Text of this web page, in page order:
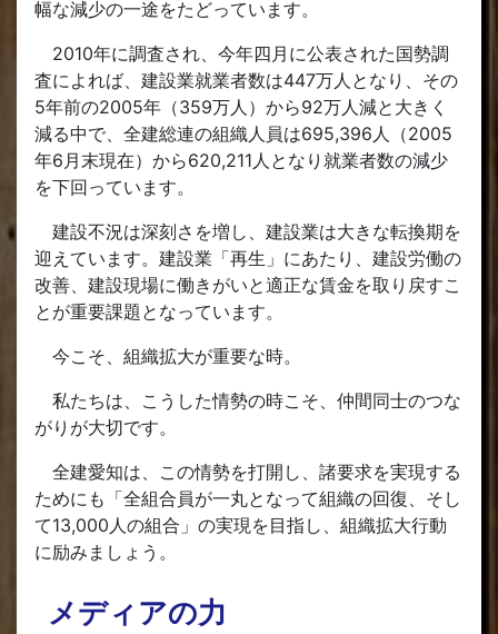
幅な減少の一途をたどっています。
2010年に調査され、今年四月に公表された国勢調
査によれば、建設業就業者数は447万人となり、その
5年前の2005年（359万人）から92万人減と大きく
減る中で、全建総連の組織人員は695,396人（2005
年6月末現在）から620,211人となり就業者数の減少
を下回っています。
建設不況は深刻さを増し、建設業は大きな転換期を
迎えています。建設業「再生」にあたり、建設労働の
改善、建設現場に働きがいと適正な賃金を取り戻すこ
とが重要課題となっています。
今こそ、組織拡大が重要な時。
私たちは、こうした情勢の時こそ、仲間同士のつな
がりが大切です。
全建愛知は、この情勢を打開し、諸要求を実現する
ためにも「全組合員が一丸となって組織の回復、そし
て13,000人の組合」の実現を目指し、組織拡大行動
に励みましょう。
メディアの力